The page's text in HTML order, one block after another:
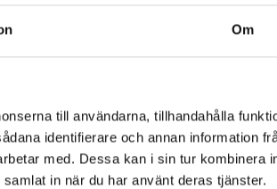
Om
till användarna, tillhandahålla
identifierare och annan information
med. Dessa kan i sin tur kombinera
in när du har använt deras tjänster.